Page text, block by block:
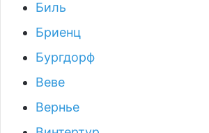
Биль
Бриенц
Бургдорф
Веве
Вернье